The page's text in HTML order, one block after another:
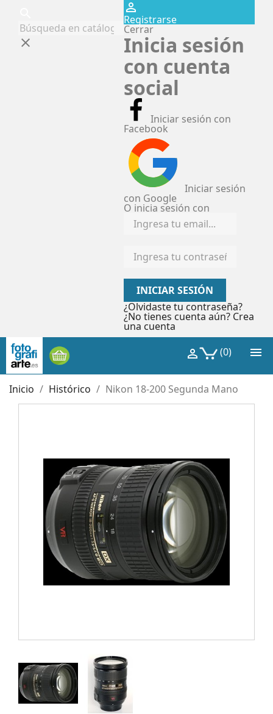
clear
perm_identity
Registrarse
Cerrar
Inicia sesión
con cuenta
social
Iniciar sesión con
Facebook
Iniciar sesión
con Google
O inicia sesión con
INICIAR SESIÓN
¿Olvidaste tu contraseña?
¿No tienes cuenta aún? Crea
una cuenta

(0)

Inicio Histórico Nikon 18-200 Segunda Mano